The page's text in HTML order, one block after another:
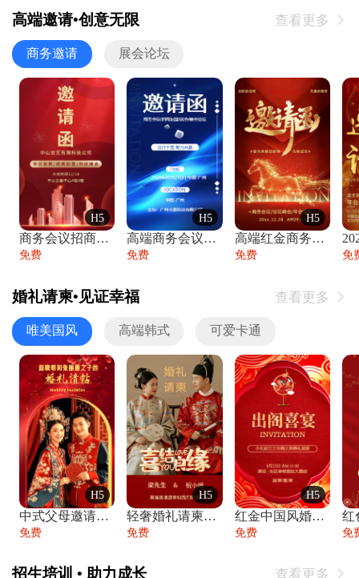
高端邀请•创意无限 查看更多 
商务邀请 展会论坛
H5
商务会议招商展会科技峰会邀请函年会邀请
免费
H5
高端商务会议招商加盟展会峰会论坛邀请函
免费
H5
高端红金商务会议年会年终盛典答谢邀请函
免费 免
婚礼请柬•见证幸福 查看更多 
唯美国风 高端韩式 可爱卡通
H5
中式父母邀请函婚礼结婚请柬请贴父母邀请方
免费
H5
轻奢婚礼请柬婚礼邀请函结婚照请帖
免费
H5
红金中国风婚礼请柬出阁喜宴嫁女请帖出阁宴
免费 免
招生培训 • 助力成长 查看更多 